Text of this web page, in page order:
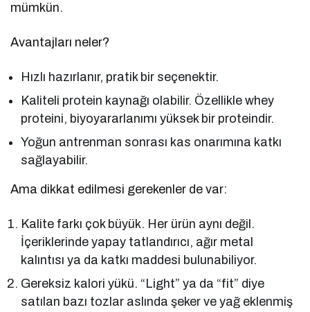
mümkün.
Avantajları neler?
Hızlı hazırlanır, pratik bir seçenektir.
Kaliteli protein kaynağı olabilir. Özellikle whey
proteini, biyoyararlanımı yüksek bir proteindir.
Yoğun antrenman sonrası kas onarımına katkı
sağlayabilir.
Ama dikkat edilmesi gerekenler de var:
Kalite farkı çok büyük. Her ürün aynı değil.
İçeriklerinde yapay tatlandırıcı, ağır metal
kalıntısı ya da katkı maddesi bulunabiliyor.
Gereksiz kalori yükü. “Light” ya da “fit” diye
satılan bazı tozlar aslında şeker ve yağ eklenmiş